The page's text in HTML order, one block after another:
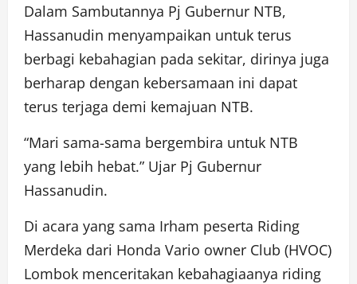
Dalam Sambutannya Pj Gubernur NTB,
Hassanudin menyampaikan untuk terus
berbagi kebahagian pada sekitar, dirinya juga
berharap dengan kebersamaan ini dapat
terus terjaga demi kemajuan NTB.
“Mari sama-sama bergembira untuk NTB
yang lebih hebat.” Ujar Pj Gubernur
Hassanudin.
Di acara yang sama Irham peserta Riding
Merdeka dari Honda Vario owner Club (HVOC)
Lombok menceritakan kebahagiaanya riding